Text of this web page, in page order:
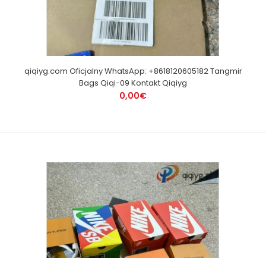
qiqiyg.com Oficjalny WhatsApp: +8618120605182 Tangmir
Bags Qiqi-09 Kontakt Qiqiyg
0,00€